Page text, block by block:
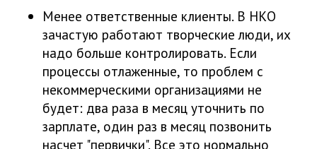
Менее ответственные клиенты. В НКО
зачастую работают творческие люди, их
надо больше контролировать. Если
процессы отлаженные, то проблем с
некоммерческими организациями не
будет: два раза в месяц уточнить по
зарплате, один раз в месяц позвонить
насчет "первички". Все это нормально